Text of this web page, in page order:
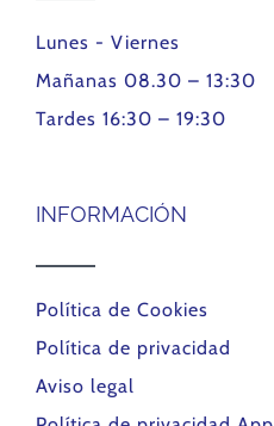
Lunes - Viernes
Mañanas 08.30 – 13:30
Tardes 16:30 – 19:30
INFORMACIÓN
Política de Cookies
Política de privacidad
Aviso legal